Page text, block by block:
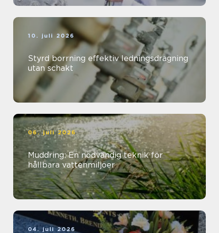
10. juli 2026
Styrd borrning effektiv ledningsdragning
utan schakt
06. juli 2026
Muddring: En nödvändig teknik för
hållbara vattenmiljöer
04. juli 2026